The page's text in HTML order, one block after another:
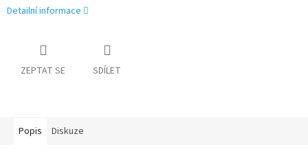
Detailní informace
ZEPTAT SE SDÍLET
Popis Diskuze